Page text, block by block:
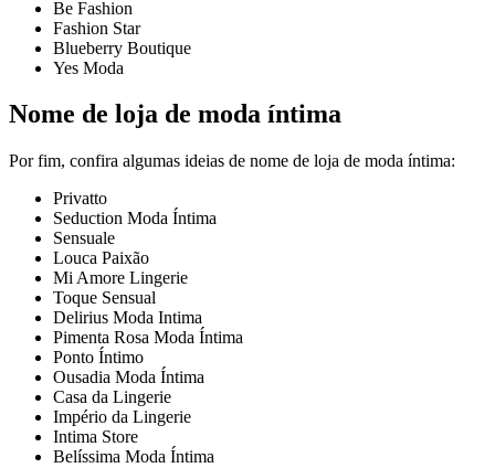
Be Fashion
Fashion Star
Blueberry Boutique
Yes Moda
Nome de loja de moda íntima
Por fim, confira algumas ideias de nome de loja de moda íntima:
Privatto
Seduction Moda Íntima
Sensuale
Louca Paixão
Mi Amore Lingerie
Toque Sensual
Delirius Moda Intima
Pimenta Rosa Moda Íntima
Ponto Íntimo
Ousadia Moda Íntima
Casa da Lingerie
Império da Lingerie
Intima Store
Belíssima Moda Íntima